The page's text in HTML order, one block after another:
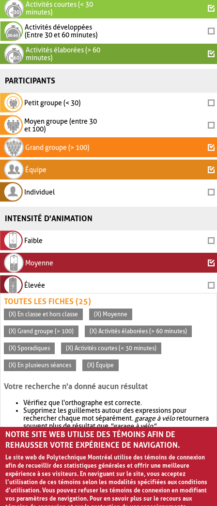
Activités courtes (< 30
minutes)
Activités développées
(Entre 30 et 60 minutes)
Activités élaborées (> 60
minutes)
PARTICIPANTS
Petit groupe (< 30)
Moyen groupe (entre 30
et 100)
Grand groupe (> 100)
Équipe
Individuel
INTENSITÉ D'ANIMATION
Faible
Moyenne
Élevée
TOUTES LES FICHES (25)
(X) En classe et hors classe (X) Moyenne
(X) Grand groupe (> 100) (X) Activités élaborées (> 60 minutes)
(X) Sporadiques (X) Activités courtes (< 30 minutes)
(X) En plusieurs séances (X) Équipe
Votre recherche n'a donné aucun résultat
Vérifiez que l'orthographe est correcte.
Supprimez les guillemets autour des expressions pour
rechercher chaque mot séparément. garage à véloretournera
souvent plus de résultat que"garage à vélo".
Envisagez d'élargir votre recherche avec OR.garage OR vélo
retournera souvent plus de résultat quegarage à vélo
NOTRE SITE WEB UTILISE DES TÉMOINS AFIN DE
REHAUSSER VOTRE EXPÉRIENCE DE NAVIGATION.
Le site web de Polytechnique Montréal utilise des témoins de connexion
afin de recueillir des statistiques générales et offrir une meilleure
expérience à ses visiteurs. En naviguant sur le site, vous acceptez
l’utilisation de ces témoins selon les modalités spécifiées aux conditions
d’utilisation. Vous pouvez refuser les témoins de connexion en modifiant
vos paramètres de navigation. Pour en savoir plus sur le recours aux